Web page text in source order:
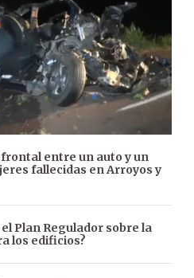
entre un auto y un
fallecidas en Arroyos y
Plan Regulador sobre la
los edificios?